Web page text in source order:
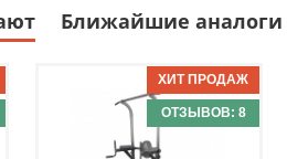
Ближайшие аналоги
ОТЗЫВОВ: 8